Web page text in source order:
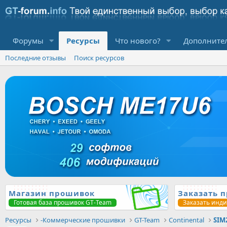
Форумы Ресурсы Что нового?
Последние отзывы Поиск ресурсов
Магазин прошивок
Готовая база прошивок GT-Team
Заказать
Заказать
Ресурсы -Коммерческие прошивки GT-Team Continental